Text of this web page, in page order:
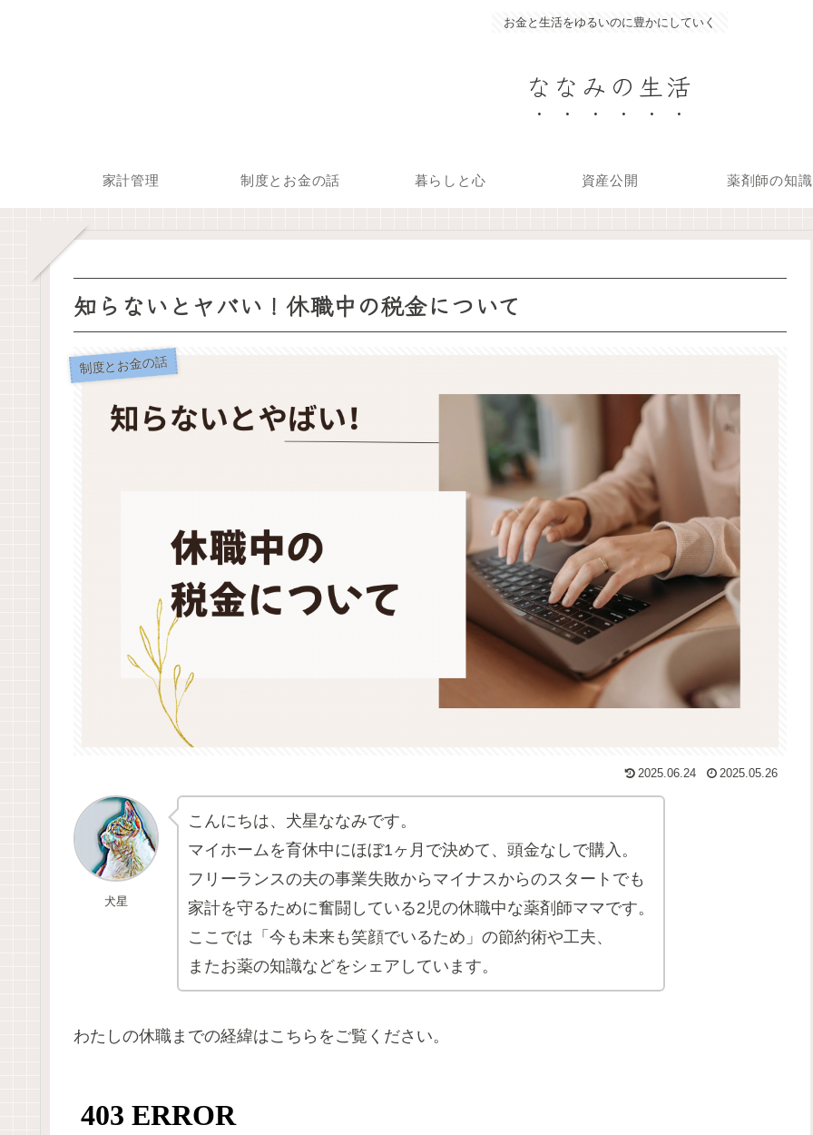
お金と生活をゆるいのに豊かにしていく
ななみの生活
家計管理 制度とお金の話 暮らしと心 資産公開 薬剤師の知識
知らないとヤバい！休職中の税金について
制度とお金の話
2025.06.24 2025.05.26
犬星
こんにちは、犬星ななみです。
マイホームを育休中にほぼ1ヶ月で決めて、頭金なしで購入。
フリーランスの夫の事業失敗からマイナスからのスタートでも
家計を守るために奮闘している2児の休職中な薬剤師ママです。
ここでは「今も未来も笑顔でいるため」の節約術や工夫、
またお薬の知識などをシェアしています。
わたしの休職までの経緯はこちらをご覧ください。